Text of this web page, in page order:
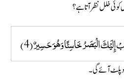
الْبَصَرُ خَاسِئًا وَهُوَ حَسِيرٌ (4)
پلٹ آئے گی۔